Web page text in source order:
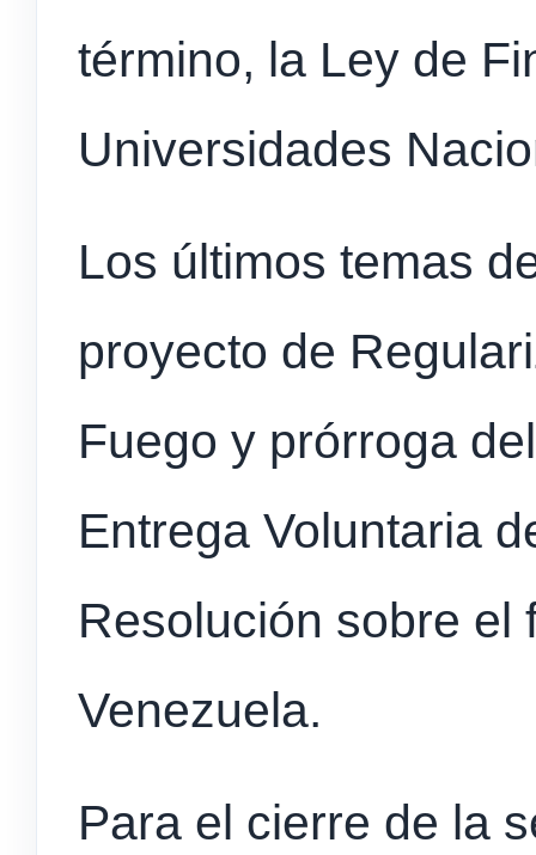
término, la Ley de
Universidades
Los últimos temas
proyecto de
Fuego y prórroga
Entrega Voluntaria
Resolución sobre el
Venezuela.
Para el cierre de la